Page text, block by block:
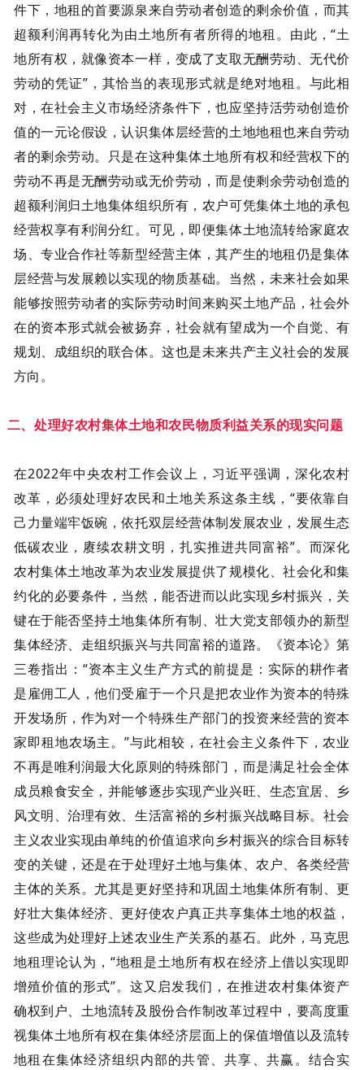
件下，地租的首要源泉来自劳动者创造的剩余价值，而其
超额利润再转化为由土地所有者所得的地租。由此，“土
地所有权，就像资本一样，变成了支取无酬劳动、无代价
劳动的凭证”，其恰当的表现形式就是绝对地租。与此相
对，在社会主义市场经济条件下，也应坚持活劳动创造价
值的一元论假设，认识集体层经营的土地地租也来自劳动
者的剩余劳动。只是在这种集体土地所有权和经营权下的
劳动不再是无酬劳动或无价劳动，而是使剩余劳动创造的
超额利润归土地集体组织所有，农户可凭集体土地的承包
经营权享有利润分红。可见，即便集体土地流转给家庭农
场、专业合作社等新型经营主体，其产生的地租仍是集体
层经营与发展赖以实现的物质基础。当然，未来社会如果
能够按照劳动者的实际劳动时间来购买土地产品，社会外
在的资本形式就会被扬弃，社会就有望成为一个自觉、有
规划、成组织的联合体。这也是未来共产主义社会的发展
方向。
二、处理好农村集体土地和农民物质利益关系的现实问题
在2022年中央农村工作会议上，习近平强调，深化农村
改革，必须处理好农民和土地关系这条主线，“要依靠自
己力量端牢饭碗，依托双层经营体制发展农业，发展生态
低碳农业，赓续农耕文明，扎实推进共同富裕”。而深化
农村集体土地改革为农业发展提供了规模化、社会化和集
约化的必要条件，当然，能否进而以此实现乡村振兴，关
键在于能否坚持土地集体所有制、壮大党支部领办的新型
集体经济、走组织振兴与共同富裕的道路。《资本论》第
三卷指出：“资本主义生产方式的前提是：实际的耕作者
是雇佣工人，他们受雇于一个只是把农业作为资本的特殊
开发场所，作为对一个特殊生产部门的投资来经营的资本
家即租地农场主。”与此相较，在社会主义条件下，农业
不再是唯利润最大化原则的特殊部门，而是满足社会全体
成员粮食安全，并能够逐步实现产业兴旺、生态宜居、乡
风文明、治理有效、生活富裕的乡村振兴战略目标。社会
主义农业实现由单纯的价值追求向乡村振兴的综合目标转
变的关键，还是在于处理好土地与集体、农户、各类经营
主体的关系。尤其是更好坚持和巩固土地集体所有制、更
好壮大集体经济、更好使农户真正共享集体土地的权益，
这些成为处理好上述农业生产关系的基石。此外，马克思
地租理论认为，“地租是土地所有权在经济上借以实现即
增殖价值的形式”。这又启发我们，在推进农村集体资产
确权到户、土地流转及股份合作制改革过程中，要高度重
视集体土地所有权在集体经济层面上的保值增值以及流转
地租在集体经济组织内部的共管、共享、共赢。结合实